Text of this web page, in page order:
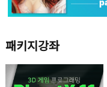
패키지강좌